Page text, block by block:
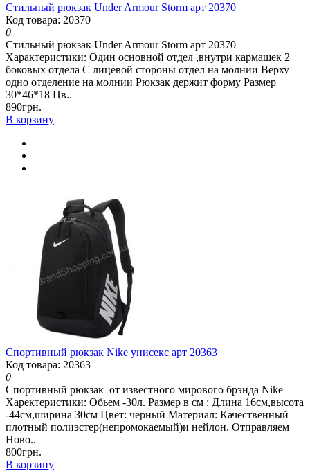
Стильный рюкзак Under Armour Storm арт 20370
Код товара: 20370
0
Стильный рюкзак Under Armour Storm арт 20370
Характеристики: Один основной отдел ,внутри кармашек 2
боковых отдела С лицевой стороны отдел на молнии Верху
одно отделение на молнии Рюкзак держит форму Размер
30*46*18 Цв..
890грн.
В корзину
Спортивный рюкзак Nike унисекс арт 20363
Код товара: 20363
0
Спортивный рюкзак от известного мирового брэнда Nike
Харектеристики: Обьем -30л. Размер в см : Длина 16см,высота
-44см,ширина 30см Цвет: черный Материал: Качественный
плотный полиэстер(непромокаемый)и нейлон. Отправляем
Ново..
800грн.
В корзину